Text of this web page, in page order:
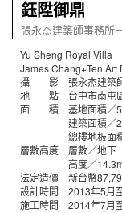
鈺陞御鼎
張永杰建築師事務所
Yu Sheng Royal Villa
James Chang+Ten Art
攝 影 張永杰建築師
地 點 台中市南屯
面 積 基地面積／
建築面積／
總樓地板面積
層數高度 層數／地下
高度／
法定造價 新台幣
設計時間 2013年5月
施工時間 2014年7月